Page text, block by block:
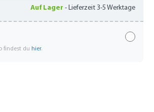
Auf Lager -Lieferzeit 3-5 Werktage
findest duhier.